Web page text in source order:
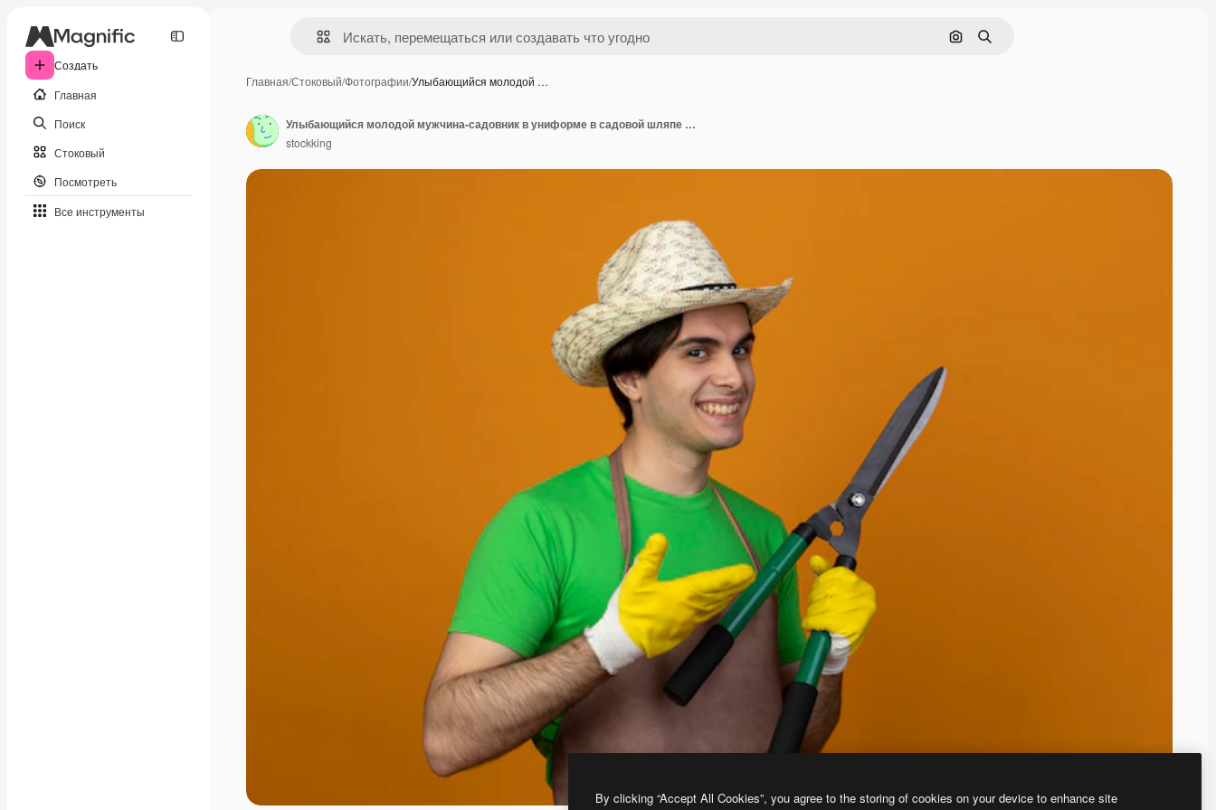
Создать
Главная
Поиск
Стоковый
Посмотреть
Все инструменты
Поиск по изображению
Поиск
Главная/Стоковый/Фотографии/Улыбающийся молодой …
Улыбающийся молодой мужчина-садовник в униформе в садовой шляпе с перчатками держит и указывает рукой на машинки для стрижки
stockking
By clicking “Accept All Cookies”, you agree to the storing of cookies on your device to enhance site